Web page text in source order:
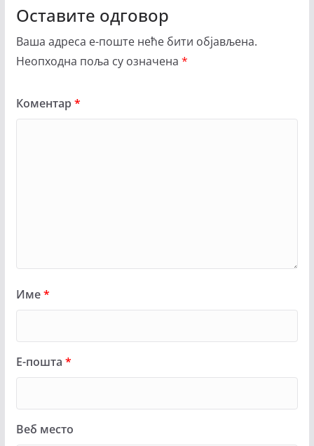
Оставите одговор
Ваша адреса е-поште неће бити објављена.
Неопходна поља су означена *
Коментар*
Име*
Е-пошта *
Веб место